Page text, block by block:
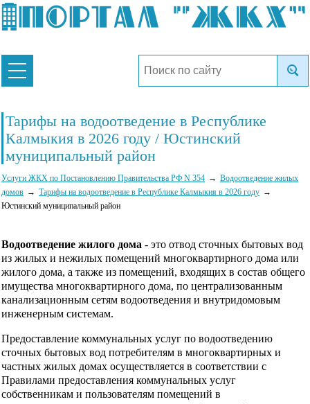
Тарифы на водоотведение в Республике
Калмыкия в 2026 году / Юстинский
муниципальный район
Услуги ЖКХ по Постановлению Правительства РФ N 354
Водоотведение жилых
домов
Тарифы на водоотведение в Республике Калмыкия в 2026 году
Юстинский муниципальный район
Водоотведение жилого дома - это отвод сточных бытовых вод
из жилых и нежилых помещений многоквартирного дома или
жилого дома, а также из помещений, входящих в состав общего
имущества многоквартирного дома, по централизованным
канализационным сетям водоотведения и внутридомовым
инженерным системам.
Предоставление коммунальных услуг по водоотведению
сточных бытовых вод потребителям в многоквартирных и
частных жилых домах осуществляется в соответствии с
Правилами предоставления коммунальных услуг
собственникам и пользователям помещений в